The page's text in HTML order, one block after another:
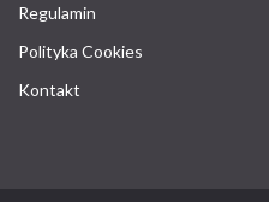
Regulamin
Polityka Cookies
Kontakt